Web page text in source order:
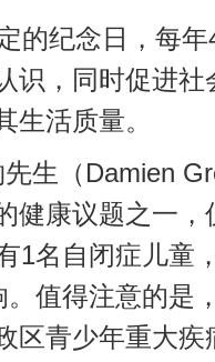
的纪念日，每
识，同时促进社
生活质量。
生（Damien
健康议题之一，
1名自闭症儿童
值得注意的是
区青少年重大疾